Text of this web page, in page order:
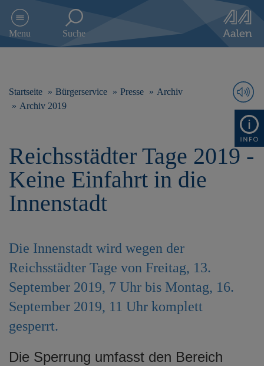
e
Menu Suche
Startseite Bürgerservice Presse
Archiv
Archiv 2019
Reichsstädter Tage 2019 -
Keine Einfahrt in die
Innenstadt
Die Innenstadt wird wegen der
Reichsstädter Tage von Freitag, 13.
September 2019, 7 Uhr bis Montag, 16.
September 2019, 11 Uhr komplett
gesperrt.
Die Sperrung umfasst den Bereich